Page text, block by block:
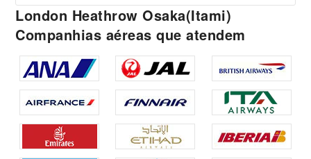
London Heathrow Osaka(Itami)
Companhias aéreas que atendem